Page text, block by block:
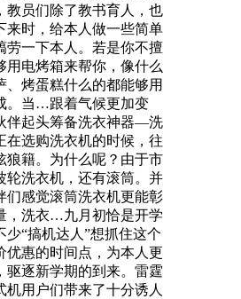
教员们除了教书育人，也
来时，给本人做一些简单
劳一下本人。若是你不擅
用电烤箱来帮你，像什么
、烤蛋糕什么的都能够用
。当…跟着气候更加变
伴起头筹备洗衣神器—洗
在选购洗衣机的时候，往
狼籍。为什么呢？由于市
轮洗衣机，还有滚筒。并
们感觉滚筒洗衣机更能彰
，洗衣…九月初恰是开学
少“搞机达人”想抓住这个
优惠的时间点，为本人更
驱逐新学期的到来。雷霆
机用户们带来了十分诱人